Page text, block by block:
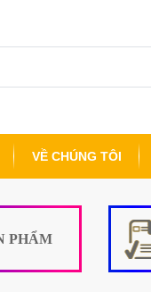
VỀ CHÚNG TÔI
PHẨM